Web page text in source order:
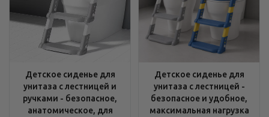
Детское сиденье для
унитаза с лестницей и
ручками - безопасное,
анатомическое, для
Детское сиденье для
унитаза с лестницей -
безопасное и удобное,
максимальная нагрузка